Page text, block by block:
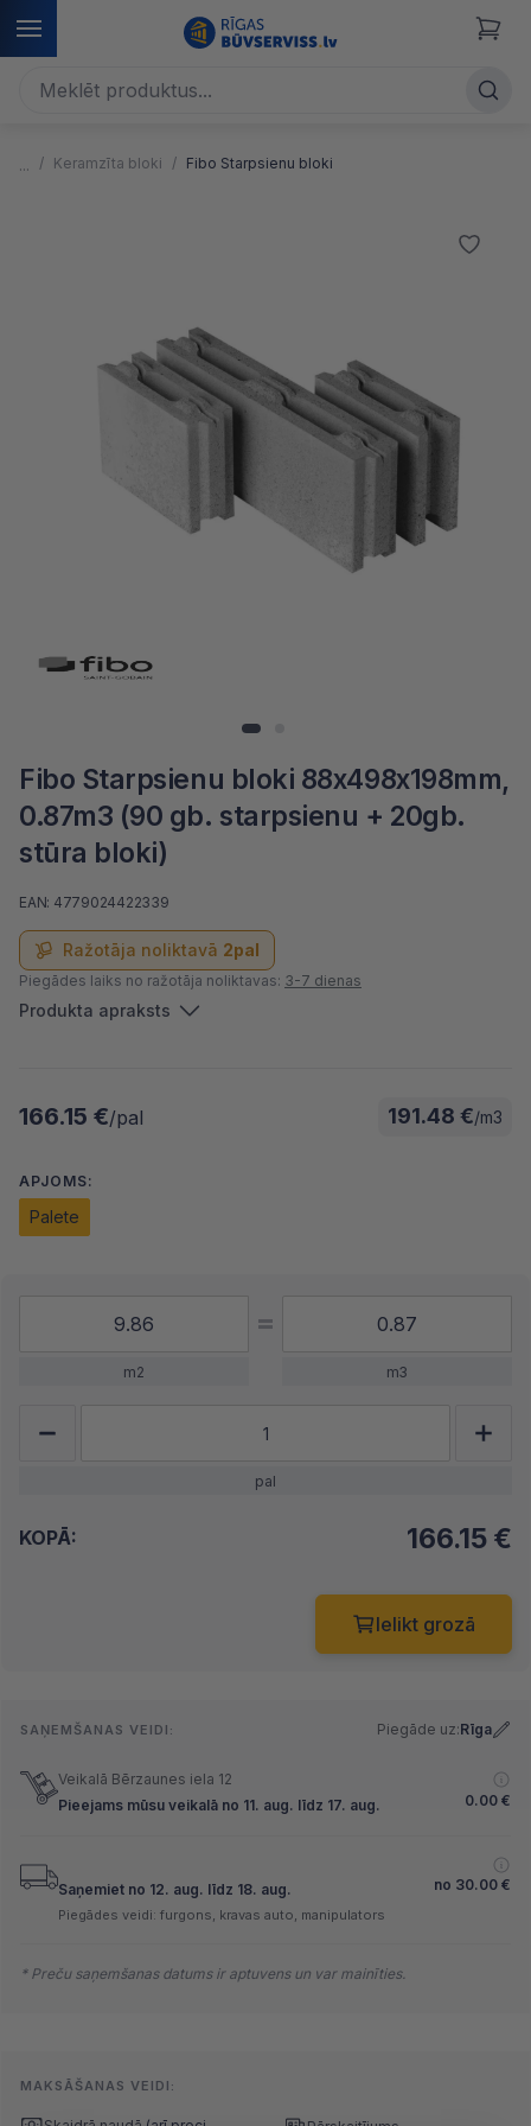
Keramzīta bloki Fibo Starpsienu bloki
Fibo Starpsienu bloki 88x498x198mm,
0.87m3 (90 gb. starpsienu + 20gb.
stūra bloki)
Ražotāja noliktavā 2pal
EAN: 4779024422339
Piegādes laiks no ražotāja noliktavas: 3-7 dienas
Produkta apraksts
166.15 €/pal 191.48 €/m3
APJOMS:
Palete
m2 m3
pal
KOPĀ: 166.15 €
Ielikt grozā
SAŅEMŠANAS VEIDI: Piegāde uz:Rīga
Veikalā Bērzaunes iela 12
Pieejams mūsu veikalā no 11. aug. līdz 17. aug.
0.00 €
Saņemiet no 12. aug. līdz 18. aug. no 30.00 €
Piegādes veidi: furgons, kravas auto, manipulators
* Preču saņemšanas datums ir aptuvens un var mainīties.
MAKSĀŠANAS VEIDI: